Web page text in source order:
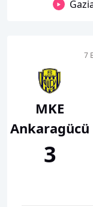
MKE
Ankaragücü
3
7